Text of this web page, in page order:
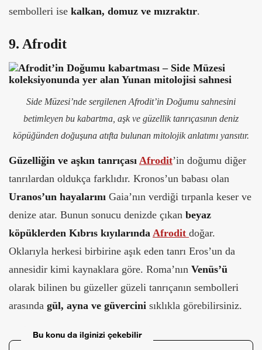
sembolleri ise kalkan, domuz ve mızraktır.
9. Afrodit
Side Müzesi’nde sergilenenAfrodit’in Doğumu sahnesini
betimleyen bu kabartma, aşk ve güzellik tanrıçasının deniz
köpüğünden doğuşuna atıfta bulunan mitolojik anlatımı yansıtır.
Güzelliğin ve aşkın tanrıçası Afrodit’in doğumu diğer
tanrılardan oldukça farklıdır. Kronos’un babası olan
Uranos’un hayalarını Gaia’nın verdiği tırpanla keser ve
denize atar. Bunun sonucu denizde çıkan beyaz
köpüklerden Kıbrıs kıyılarında Afrodit doğar.
Oklarıyla herkesi birbirine aşık eden tanrı Eros’un da
annesidir kimi kaynaklara göre. Roma’nın Venüs’ü
olarak bilinen bu güzeller güzeli tanrıçanın sembolleri
arasında gül, ayna ve güvercini sıklıkla görebilirsiniz.
Bu konu da ilginizi çekebilir